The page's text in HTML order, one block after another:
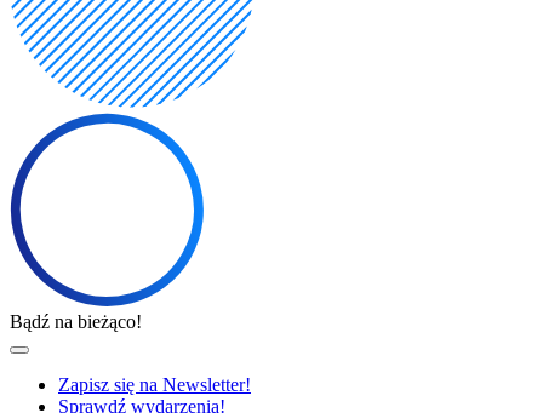
Bądź na bieżąco!
Zapisz się na Newsletter!
Sprawdź wydarzenia!